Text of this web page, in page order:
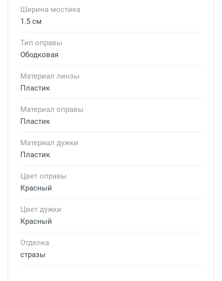
Ширина мостика
1.5 см
Тип оправы
Ободковая
Материал линзы
Пластик
Материал оправы
Пластик
Материал дужки
Пластик
Цвет оправы
Красный
Цвет дужки
Красный
Отделка
стразы